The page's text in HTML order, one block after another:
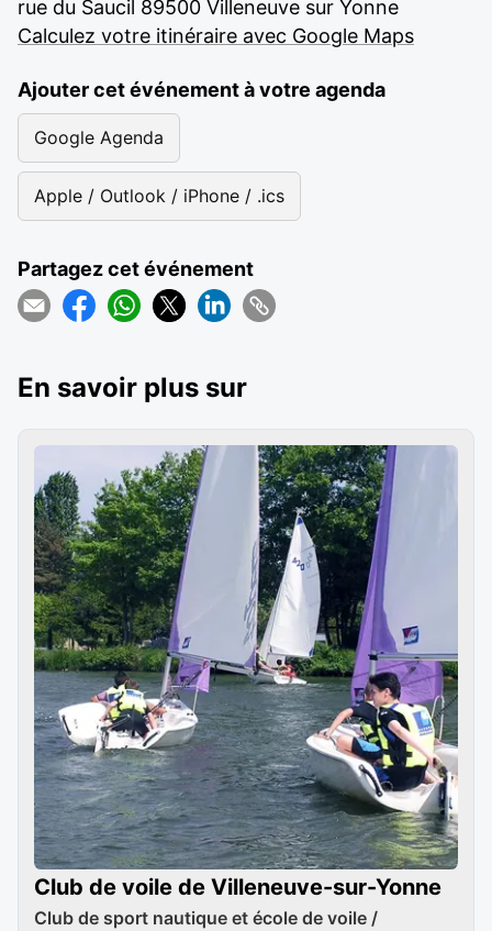
rue du Saucil 89500 Villeneuve sur Yonne
Calculez votre itinéraire avec Google Maps
Ajouter cet événement à votre agenda
Google Agenda
Apple / Outlook / iPhone / .ics
Partagez cet événement
En savoir plus sur
Club de voile de Villeneuve-sur-Yonne
Club de sport nautique et école de voile /